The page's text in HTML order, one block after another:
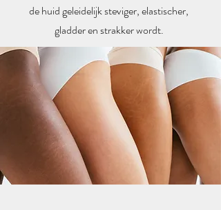
de huid geleidelijk steviger, elastischer,
gladder en strakker wordt.